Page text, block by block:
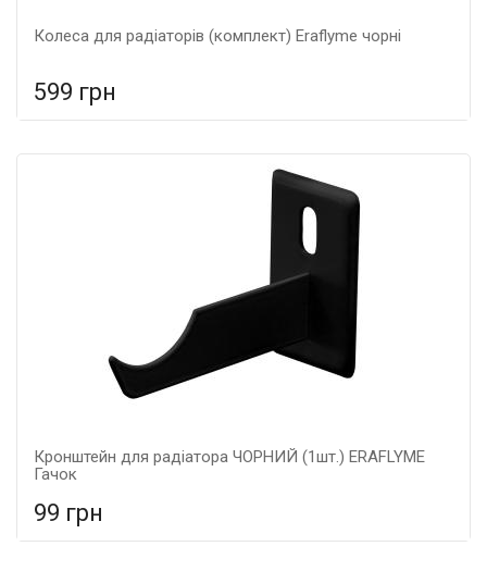
Колеса для радіаторів (комплект) Eraflyme чорні
599 грн
Кронштейн для радіатора ЧОРНИЙ (1шт.) ERAFLYME
Гачок
99 грн